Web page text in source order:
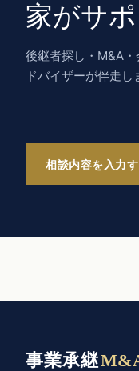
家がサポ
後継者探し・M&A
ドバイザーが伴走し
相談内容を入力
事業承継